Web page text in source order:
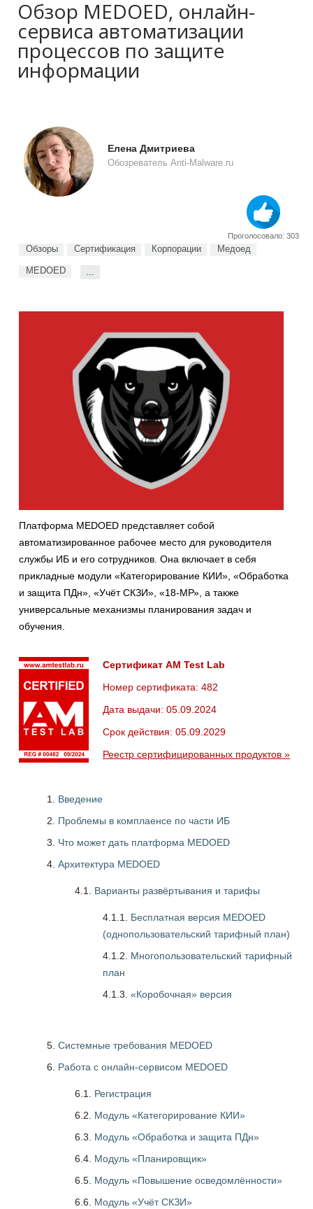
Обзор MEDOED, онлайн-
сервиса автоматизации
процессов по защите
информации
Елена Дмитриева
Обозреватель Anti-Malware.ru
Проголосовало: 303
Обзоры Сертификация Корпорации Медоед
MEDOED ...
Платформа MEDOED представляет собой
автоматизированное рабочее место для руководителя
службы ИБ и его сотрудников. Она включает в себя
прикладные модули «Категорирование КИИ», «Обработка
и защита ПДн», «Учёт СКЗИ», «18-МР», а также
универсальные механизмы планирования задач и
обучения.
Сертификат AM Test Lab
Номер сертификата: 482
Дата выдачи: 05.09.2024
Срок действия: 05.09.2029
Реестр сертифицированных продуктов »
Введение
Проблемы в комплаенсе по части ИБ
Что может дать платформа MEDOED
Архитектура MEDOED
4.1. Варианты развёртывания и тарифы
4.1.1. Бесплатная версия MEDOED
(однопользовательский тарифный план)
4.1.2. Многопользовательский тарифный
план
4.1.3. «Коробочная» версия
Системные требования MEDOED
Работа с онлайн-сервисом MEDOED
6.1. Регистрация
6.2. Модуль «Категорирование КИИ»
6.3. Модуль «Обработка и защита ПДн»
6.4. Модуль «Планировщик»
6.5. Модуль «Повышение осведомлённости»
6.6. Модуль «Учёт СКЗИ»